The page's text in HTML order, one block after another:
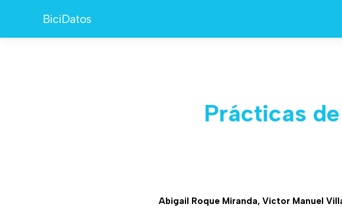
BiciDatos
Prácticas
Abigail Roque Miranda, Victor Manuel